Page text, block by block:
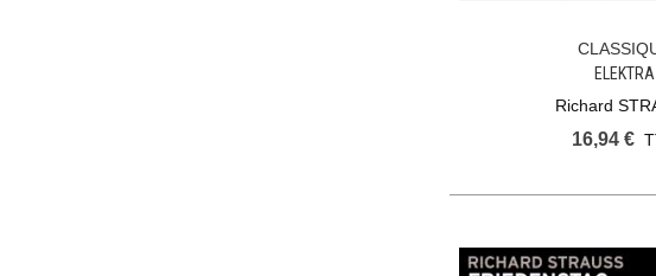
Ajouter Au Panier
ELEKTRA
Richard
16,94 €